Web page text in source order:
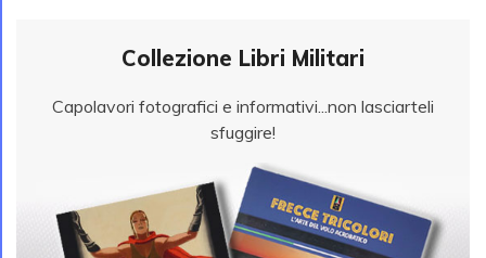
Collezione Libri Militari
Capolavori fotografici e informativi...non lasciarteli
sfuggire!